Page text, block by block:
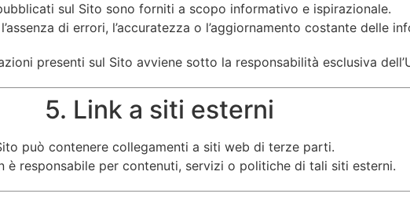
sul Sito sono forniti a scopo informativo e ispirazionale.
di errori, l’accuratezza o l’aggiornamento costante delle
presenti sul Sito avviene sotto la responsabilità esclusiva
5. Link a siti esterni
può contenere collegamenti a siti web di terze parti.
è responsabile per contenuti, servizi o politiche di tali siti esterni.